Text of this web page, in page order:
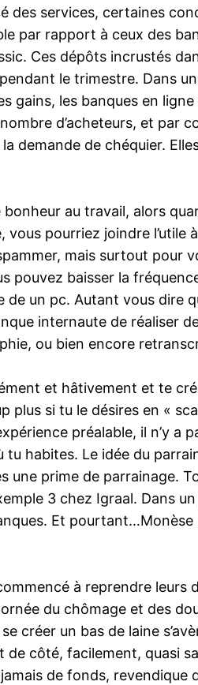
des services, certaines
par rapport à ceux des
Ces dépôts incrustés
le trimestre. Dans
les banques en
d’acheteurs, et par
de chéquier.
au travail, alors
pourriez joindre l’utile
mais surtout pour
pouvez baisser la
un pc. Autant vous dire
internaute de réaliser
ou bien encore
et hâtivement et te
plus si tu le désires en «
préalable, il n’y a
habites. Le idée du
une prime de parrainage.
3 chez Igraal. Dans
Et pourtant…Monèse
à reprendre leurs
du chômage et des
créer un bas de laine
côté, facilement, quasi
de fonds,